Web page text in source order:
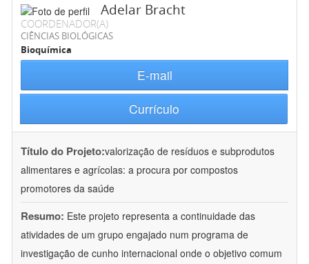
Adelar Bracht
COORDENADOR(A)
CIÊNCIAS BIOLÓGICAS
Bioquímica
E-mail
Currículo
Título do Projeto:valorização de resíduos e subprodutos
alimentares e agrícolas: a procura por compostos
promotores da saúde
Resumo: Este projeto representa a continuidade das
atividades de um grupo engajado num programa de
investigação de cunho internacional onde o objetivo comum